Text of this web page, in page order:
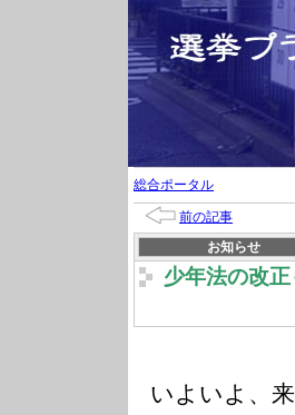
総合ポータル
前の記事
お知らせ
少年法の改
いよいよ、